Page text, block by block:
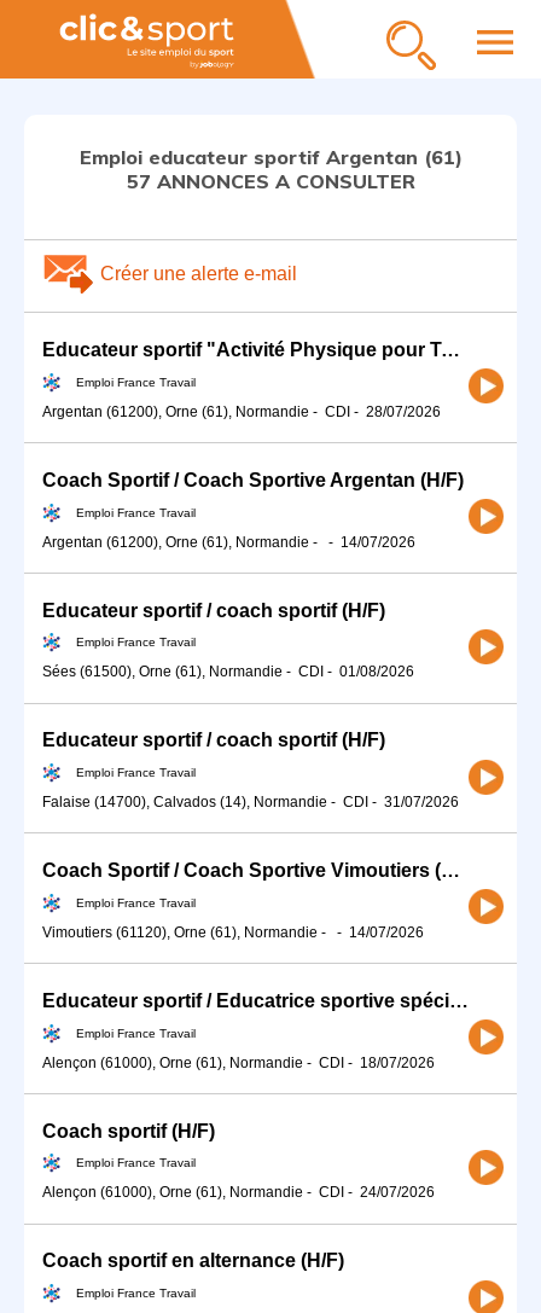
menu
Emploi educateur sportif Argentan (61)
57 ANNONCES A CONSULTER
Créer une alerte e-mail
Educateur sportif "Activité Physique pour Tous" (H/F)
Emploi France Travail
Argentan (61200), Orne (61), Normandie - CDI - 28/07/2026
Coach Sportif / Coach Sportive Argentan (H/F)
Emploi France Travail
Argentan (61200), Orne (61), Normandie - - 14/07/2026
Educateur sportif / coach sportif (H/F)
Emploi France Travail
Sées (61500), Orne (61), Normandie - CDI - 01/08/2026
Educateur sportif / coach sportif (H/F)
Emploi France Travail
Falaise (14700), Calvados (14), Normandie - CDI - 31/07/2026
Coach Sportif / Coach Sportive Vimoutiers (H/F)
Emploi France Travail
Vimoutiers (61120), Orne (61), Normandie - - 14/07/2026
Educateur sportif / Educatrice sportive spécialisé(e) en activité (H/F)
Emploi France Travail
Alençon (61000), Orne (61), Normandie - CDI - 18/07/2026
Coach sportif (H/F)
Emploi France Travail
Alençon (61000), Orne (61), Normandie - CDI - 24/07/2026
Coach sportif en alternance (H/F)
Emploi France Travail